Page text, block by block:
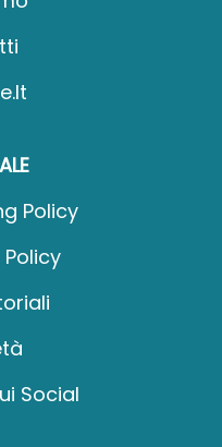
Policy
Social